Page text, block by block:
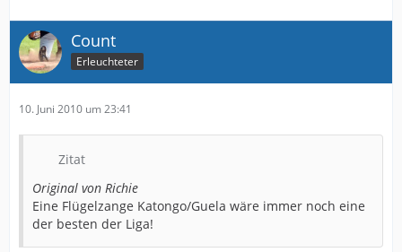
Count
Erleuchteter
10. Juni 2010 um 23:41
Zitat
Original von Richie
Eine Flügelzange Katongo/Guela wäre immer noch eine
der besten der Liga!